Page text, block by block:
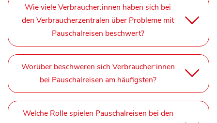
Wie viele Verbraucher:innen haben sich bei
den Verbraucherzentralen über Probleme mit
Pauschalreisen beschwert?
Worüber beschweren sich Verbraucher:innen
bei Pauschalreisen am häufigsten?
Welche Rolle spielen Pauschalreisen bei den